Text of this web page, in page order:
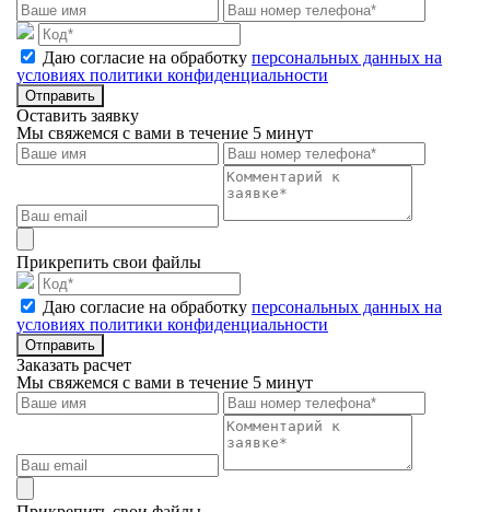
Даю согласие на обработку персональных данных на
условиях политики конфиденциальности
Отправить
Оставить заявку
Мы свяжемся с вами в течение 5 минут
Прикрепить свои файлы
Даю согласие на обработку персональных данных на
условиях политики конфиденциальности
Отправить
Заказать расчет
Мы свяжемся с вами в течение 5 минут